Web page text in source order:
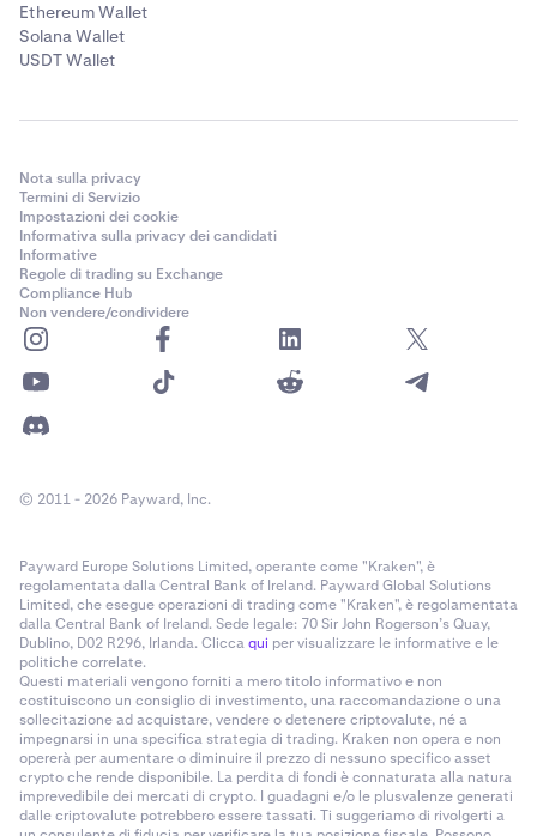
Ethereum Wallet
Solana Wallet
USDT Wallet
Nota sulla privacy
Termini di Servizio
Impostazioni dei cookie
Informativa sulla privacy dei candidati
Informative
Regole di trading su Exchange
Compliance Hub
Non vendere/condividere
© 2011 - 2026 Payward, Inc.
Payward Europe Solutions Limited, operante come "Kraken", è
regolamentata dalla Central Bank of Ireland. Payward Global Solutions
Limited, che esegue operazioni di trading come "Kraken", è regolamentata
dalla Central Bank of Ireland. Sede legale: 70 Sir John Rogerson’s Quay,
Dublino, D02 R296, Irlanda. Cliccaqui per visualizzare le informative e le
politiche correlate.
Questi materiali vengono forniti a mero titolo informativo e non
costituiscono un consiglio di investimento, una raccomandazione o una
sollecitazione ad acquistare, vendere o detenere criptovalute, né a
impegnarsi in una specifica strategia di trading. Kraken non opera e non
opererà per aumentare o diminuire il prezzo di nessuno specifico asset
crypto che rende disponibile. La perdita di fondi è connaturata alla natura
imprevedibile dei mercati di crypto. I guadagni e/o le plusvalenze generati
dalle criptovalute potrebbero essere tassati. Ti suggeriamo di rivolgerti a